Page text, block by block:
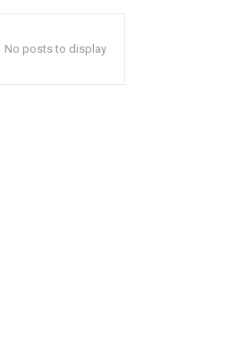
No posts to display